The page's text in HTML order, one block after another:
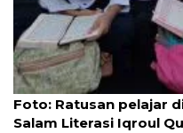
Foto
Foto: Ratusan pelajar
Salam Literasi Iqroul